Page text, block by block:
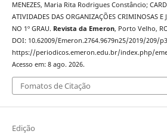
MENEZES, Maria Rita Rodrigues Constâncio;
ATIVIDADES DAS ORGANIZAÇÕES CRIMINOSAS E
NO 1º GRAU. Revista da Emeron, Porto Velho,
DOI: 10.62009/Emeron.2764.9679n25/2019/209/
https://periodicos.emeron.edu.br/index.php/
Acesso em: 8 ago. 2026.
Fomatos de Citação
Edição